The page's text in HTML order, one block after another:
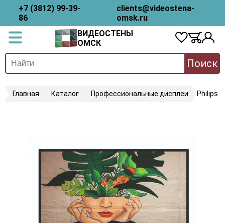
+7 (3812) 99-39-
86
clients@videostena-
omsk.ru
ВИДЕОСТЕНЫ
ОМСК
Поиск
Главная Каталог Профессиональные дисплеи Philips